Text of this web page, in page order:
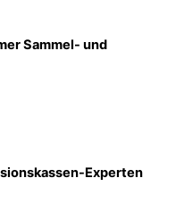
Sammel- und
Experten